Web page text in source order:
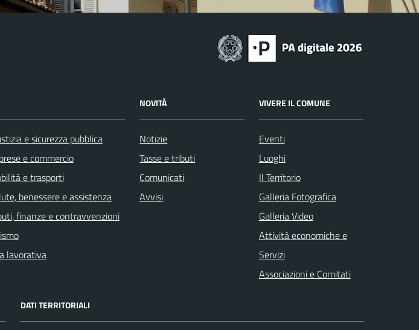
e sicurezza pubblica
e commercio
e trasporti
benessere e assistenza
finanze e contravvenzioni
lavorativa
NOVITÀ
Notizie
Tasse e tributi
Comunicati
Avvisi
VIVERE IL COMUNE
Eventi
Luoghi
Il Territorio
Galleria Fotografica
Galleria Video
Attività economiche e
Servizi
Associazioni e Comitati
DATI TERRITORIALI